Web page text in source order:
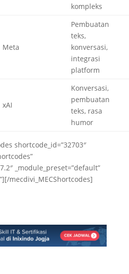
kompleks
Meta
Pembuatan
teks,
konversasi,
integrasi
platform
xAI
Konversasi,
pembuatan
teks, rasa
humor
shortcode_id=”32703″
_module_preset=”default”
mecdivi_MECShortcodes]